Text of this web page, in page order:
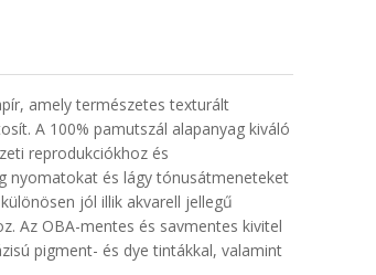
amely természetes texturált
A 100% pamutszál alapanyag kiváló
reprodukciókhoz és
nyomatokat és lágy tónusátmeneteket
jól illik akvarell jellegű
Az OBA-mentes és savmentes kivitel
pigment- és dye tintákkal, valamint